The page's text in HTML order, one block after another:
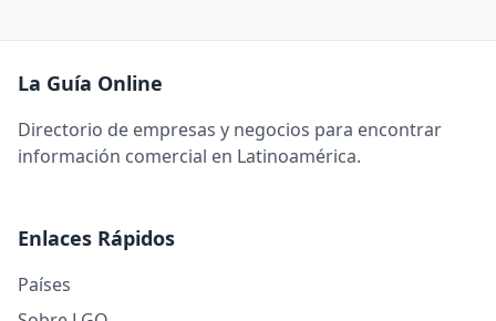
La Guía Online
Directorio de empresas y negocios para encontrar
información comercial en Latinoamérica.
Enlaces Rápidos
Países